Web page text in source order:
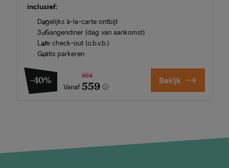
inclusief:
Dagelijks à-la-carte ontbijt
3-Gangendiner (dag van aankomst)
Late check-out (o.b.v.b.)
Gratis parkeren
-40%
Vanaf
924
559 Bekijk